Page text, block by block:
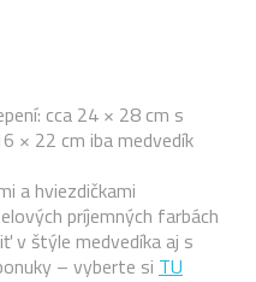
cca 24 × 28 cm s
× 22 cm iba medvedík
a hviezdičkami
príjemných farbách
v štýle medvedíka aj s
– vyberte si TU